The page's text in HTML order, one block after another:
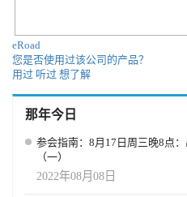
eRoad
您是否使用过该公司的产品？
用过 听过 想了解
那年今日
参会指南：8月17日周三晚8点
（一）
2022年08月08日